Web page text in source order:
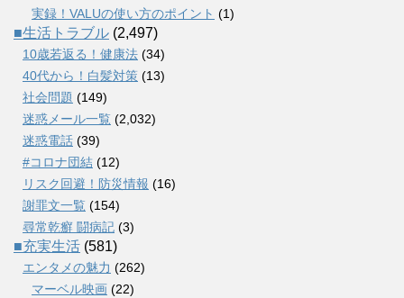
実録！VALUの使い方のポイント (1)
■生活トラブル (2,497)
10歳若返る！健康法 (34)
40代から！白髪対策 (13)
社会問題 (149)
迷惑メール一覧 (2,032)
迷惑電話 (39)
#コロナ団結 (12)
リスク回避！防災情報 (16)
謝罪文一覧 (154)
尋常乾癬 闘病記 (3)
■充実生活 (581)
エンタメの魅力 (262)
マーベル映画 (22)